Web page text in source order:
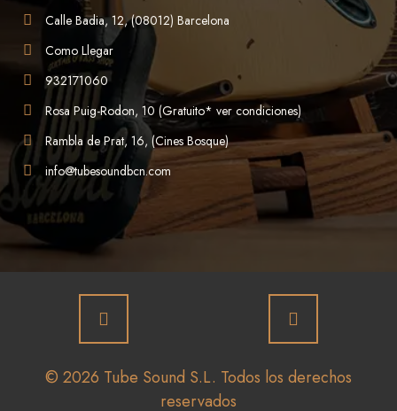
Calle Badia, 12, (08012) Barcelona
Como Llegar
932171060
Rosa Puig-Rodon, 10 (Gratuito* ver condiciones)
Rambla de Prat, 16, (Cines Bosque)
info@tubesoundbcn.com
© 2026 Tube Sound S.L. Todos los derechos
reservados